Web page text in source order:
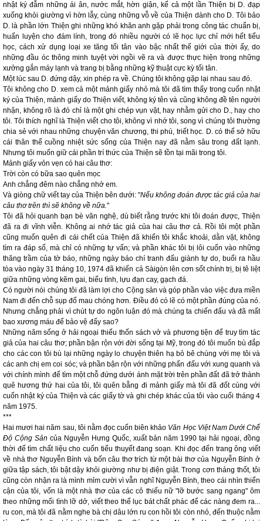
nhật ký đẫm những ái ân, nước mắt, hờn giận, kể cả một lần Thiện bị D. đạp
xuống khỏi giường vì hờn lẫy, cùng những vỗ về của Thiện dành cho D. Tôi bảo
D. là phần lớn Thiện ghi những khó khăn anh gặp phải trong công tác chuẩn bị,
huấn luyện cho đám lính, trong đó nhiều người có lẽ học lực chỉ mới hết tiểu
học, cách xử dụng loại xe tăng tối tân vào bậc nhất thế giới của thời ấy, do
những đầu óc thông minh tuyệt vời ngồi vẽ ra và được thực hiện trong những
xưởng gắn máy lạnh và trang bị bằng những kỹ thuật cực kỳ tối tân.
Một lúc sau D. đứng dậy, xin phép ra về. Chúng tôi không gặp lại nhau sau đó.
Tôi không cho D. xem cả một mảnh giấy nhỏ mà tôi đã tìm thấy trong cuốn nhật
ký của Thiện, mảnh giấy do Thiện viết, không ký tên và cũng không đề tên người
nhận, không rõ là đó chỉ là một ghi chép vụn vặt, hay nhằm gửi cho D., hay cho
tôi. Tôi thích nghĩ là Thiện viết cho tôi, không vì nhớ tôi, song vì chúng tôi thường
chia sẻ với nhau những chuyện văn chương, thi phú, triết học. D. có thể sở hữu
cái thân thể cuồng nhiệt sức sống của Thiện nay đã nằm sâu trong đất lạnh.
Nhưng tôi muốn giữ cái phần trí thức của Thiện sẽ tồn tại mãi trong tôi.
Mảnh giấy vỏn vẹn có hai câu thơ:
Trời còn có bữa sao quên mọc
Anh chẳng đêm nào chẳng nhớ em.
Và giòng chữ viết tay của Thiện bên dưới: "Nếu không đoán được tác giả của hai
câu thơ trên thì sẽ không về nữa."
Tôi đã hỏi quanh bạn bè văn nghệ, dù biết rằng trước khi tôi đoán được, Thiện
đã ra đi vĩnh viễn. Không ai nhớ tác giả của hai câu thơ cả. Rồi tôi một phần
cũng muốn quên đi cái chết của Thiện đã khiến tôi khắc khoải, dằn vặt, không
tìm ra đáp số, mà chỉ có những tự vấn; và phần khác tôi bị lôi cuốn vào những
thăng trầm của tờ báo, những ngày báo chí tranh đấu giành tự do, buổi ra hầu
tòa vào ngày 31 tháng 10, 1974 đã khiến cả Sàigòn lên cơn sốt chính trị, bị tê liệt
giữa những vòng kẽm gai, biểu tình, lựu đạn cay, gạch đá.
Có người nói chúng tôi đã làm lợi cho Cộng sản và góp phần vào việc đưa miền
Nam đi đến chỗ sụp đổ mau chóng hơn. Điều đó có lẽ có một phần đúng của nó.
Nhưng chẳng phải vì chút tự do ngôn luận đó mà chúng ta chiến đấu và đã mất
bao xương máu để bảo vệ đấy sao?
Những năm sống ở hải ngoại thiếu thốn sách vở và phương tiện để truy tìm tác
giả của hai câu thơ; phần bận rộn với đời sống tại Mỹ, trong đó tôi muốn bù đắp
cho các con tôi bù lại những ngày lo chuyện thiên hạ bỏ bê chúng với mẹ tôi và
các anh chị em coi sóc; và phần bận rộn với những phấn đấu với xung quanh và
với chính mình để tìm một chỗ đứng dưới ánh mặt trời trên phần đất đã trở thành
quê hương thứ hai của tôi, tôi quên bẵng đi mảnh giấy mà tôi đã đốt cùng với
cuốn nhật ký của Thiện và các giấy tờ và ghi chép khác của tôi vào cuối tháng 4
năm 1975.
***
Hai mươi hai năm sau, tôi nằm đọc cuốn biên khảo Văn Học Việt Nam Dưới Chế
Độ Cộng Sản của Nguyễn Hưng Quốc, xuất bản năm 1990 tại hải ngoại, đồng
thời để tìm chất liệu cho cuốn tiểu thuyết đang soạn. Khi đọc đến trang ông viết
về nhà thơ Nguyễn Bính và bốn câu thơ trích từ một bài thơ của Nguyễn Bính ở
giữa tập sách, tôi bật dậy khỏi giường như bị điện giật. Trong cơn thảng thốt, tôi
cũng còn nhận ra là mình mỉm cười vì vẫn nghĩ Nguyễn Bính, theo cái nhìn thiển
cận của tôi, vốn là một nhà thơ của các cô thiếu nữ "lỡ bước sang ngang" ôm
theo những mối tình lỡ dở, viết theo thể lục bát chất phác để các nàng đem ra...
ru con, mà tôi đã nằm nghe bà chị dâu lớn ru con hồi tôi còn nhỏ, đến thuộc nằm